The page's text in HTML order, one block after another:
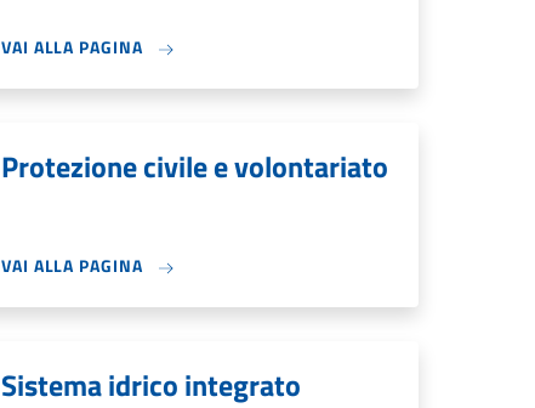
VAI ALLA PAGINA
Protezione civile e volontariato
VAI ALLA PAGINA
Sistema idrico integrato